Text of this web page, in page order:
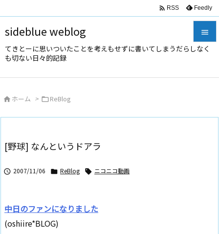
sideblue weblog
てきとーに思いついたことを考えもせずに書いてしまうだらしなく
も切ない日々的記録



 RSS Feedly
 ホーム > ReBlog
[野球] なんというドアラ
 2007/11/06  ReBlog  ニコニコ動画
中日のファンになりました
(oshiire*BLOG)